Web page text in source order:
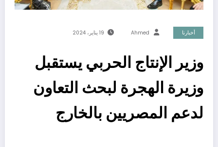
أخبارنا Ahmed 19 يناير، 2024
وزير الإنتاج الحربي يستقبل
وزيرة الهجرة لبحث التعاون
لدعم المصريين بالخارج